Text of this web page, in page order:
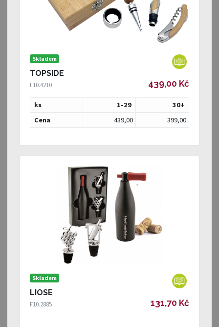
Skladem
TOPSIDE
F10.4210 439,00 Kč
ks 1-29 30+
Cena
439,00 399,00
Skladem
LIOSE
F10.2885 131,70 Kč